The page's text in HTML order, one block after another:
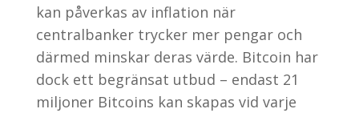
kan påverkas av inflation när
centralbanker trycker mer pengar och
därmed minskar deras värde. Bitcoin har
dock ett begränsat utbud – endast 21
miljoner Bitcoins kan skapas vid varje